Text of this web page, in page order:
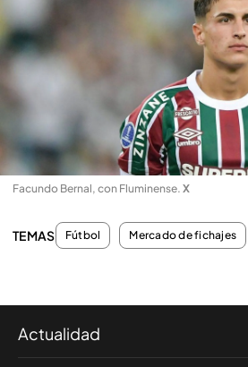
Facundo Bernal, con Fluminense. X
TEMAS Fútbol Mercado de fichajes
Actualidad